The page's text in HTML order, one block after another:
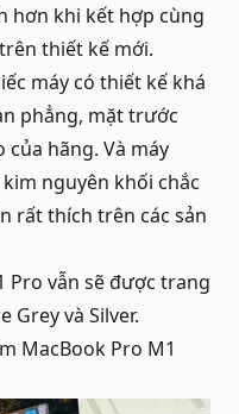
hơn khi kết hợp cùng
thiết kế mới.
máy có thiết kế khá
phẳng, mặt trước
hãng. Và máy
nguyên khối chắc
rất thích trên các sản
Pro vẫn sẽ được trang
Grey và Silver.
MacBook Pro M1